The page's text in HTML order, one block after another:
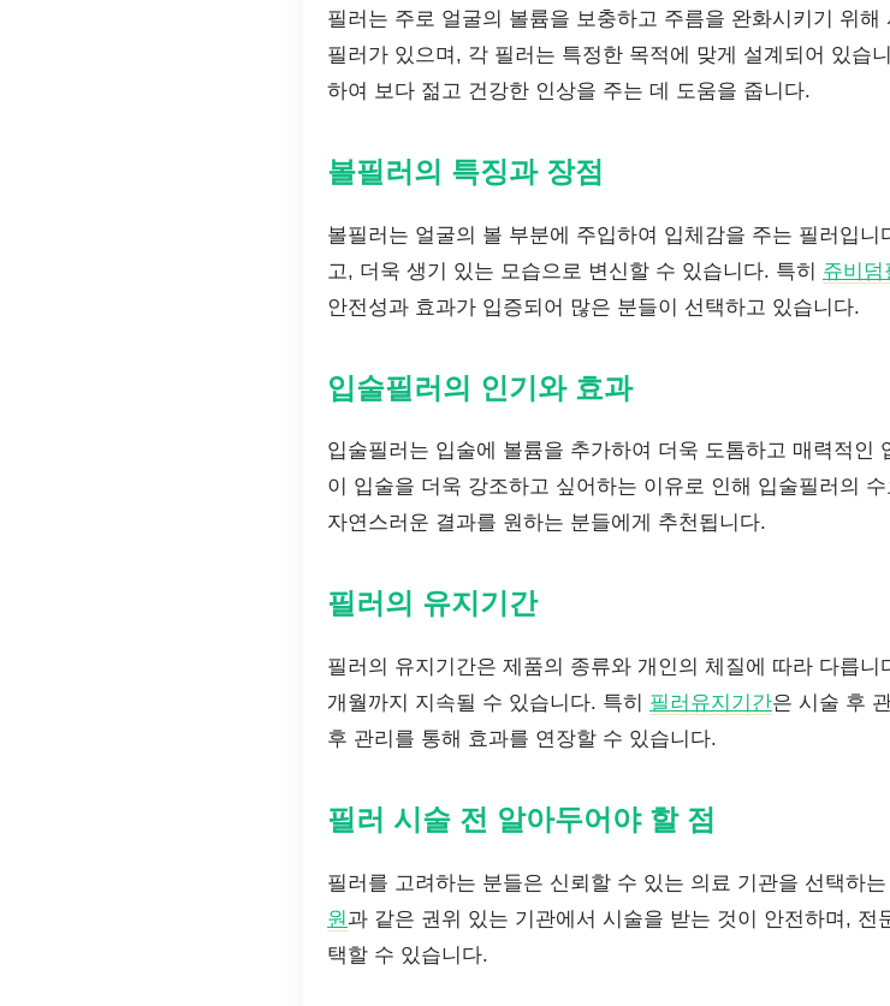
필러는 주로 얼굴의 볼륨을 보충하고 주름을 완화시키기 위
필러가 있으며, 각 필러는 특정한 목적에 맞게 설계되어 있습
하여 보다 젊고 건강한 인상을 주는 데 도움을 줍니다.
볼필러의 특징과 장점
볼필러는 얼굴의 볼 부분에 주입하여 입체감을 주는 필러입
고, 더욱 생기 있는 모습으로 변신할 수 있습니다. 특히 쥬비덤
안전성과 효과가 입증되어 많은 분들이 선택하고 있습니다.
입술필러의 인기와 효과
입술필러는 입술에 볼륨을 추가하여 더욱 도톰하고 매력적인
이 입술을 더욱 강조하고 싶어하는 이유로 인해 입술필러의
자연스러운 결과를 원하는 분들에게 추천됩니다.
필러의 유지기간
필러의 유지기간은 제품의 종류와 개인의 체질에 따라 다릅
개월까지 지속될 수 있습니다. 특히 필러유지기간은 시술 후
후 관리를 통해 효과를 연장할 수 있습니다.
필러 시술 전 알아두어야 할 점
필러를 고려하는 분들은 신뢰할 수 있는 의료 기관을 선택하
원과 같은 권위 있는 기관에서 시술을 받는 것이 안전하며,
택할 수 있습니다.